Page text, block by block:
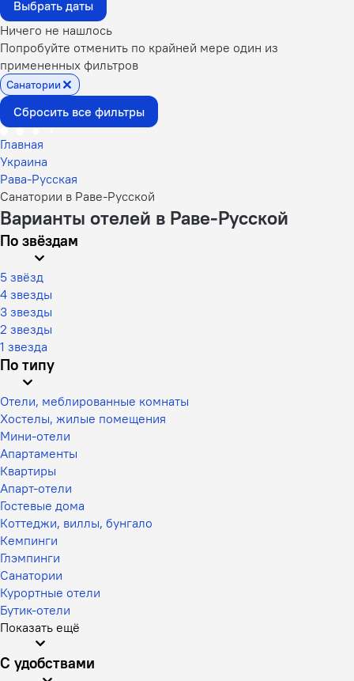
Выбрать даты
Ничего не нашлось
Попробуйте отменить по крайней мере один из
примененных фильтров
Санатории
Сбросить все фильтры
Главная
Украина
Рава-Русская
Санатории в Раве-Русской
Варианты отелей в Раве-Русской
По звёздам
5 звёзд
4 звезды
3 звезды
2 звезды
1 звезда
По типу
Отели, меблированные комнаты
Хостелы, жилые помещения
Мини-отели
Апартаменты
Квартиры
Апарт-отели
Гостевые дома
Коттеджи, виллы, бунгало
Кемпинги
Глэмпинги
Санатории
Курортные отели
Бутик-отели
Показать ещё
С удобствами